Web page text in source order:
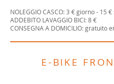
NOLEGGIO CASCO: 3 € giorno - 15
ADDEBITO LAVAGGIO BICI: 8 €
CONSEGNA A DOMICILIO: gratuito
E-BIKE